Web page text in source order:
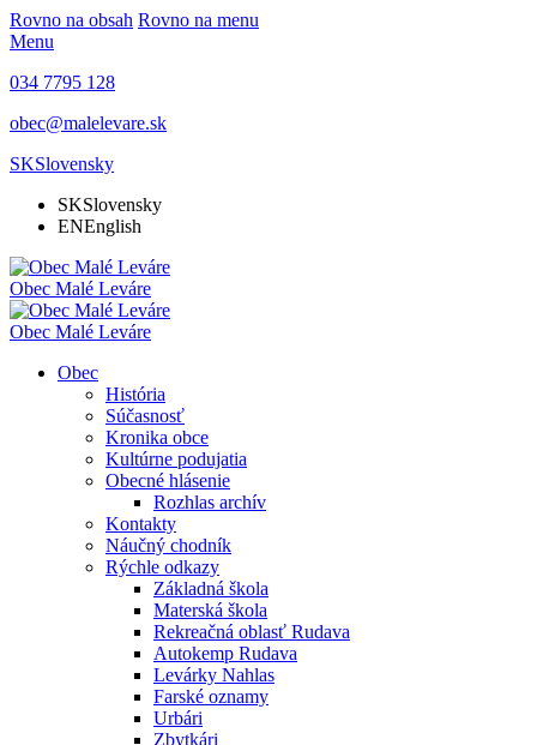
Rovno na obsah Rovno na menu
Menu
034 7795 128
obec@malelevare.sk
SKSlovensky
SKSlovensky
ENEnglish
Obec Malé Leváre
Obec Malé Leváre
Obec
História
Súčasnosť
Kronika obce
Kultúrne podujatia
Obecné hlásenie
Rozhlas archív
Kontakty
Náučný chodník
Rýchle odkazy
Základná škola
Materská škola
Rekreačná oblasť Rudava
Autokemp Rudava
Levárky Nahlas
Farské oznamy
Urbári
Zbytkári